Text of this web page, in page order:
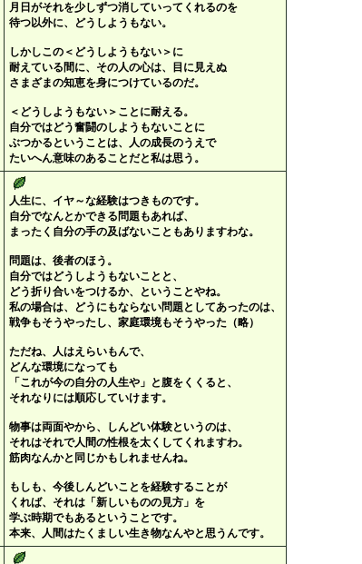
月日がそれを少しずつ消していってくれるのを
待つ以外に、どうしようもない。
しかしこの＜どうしようもない＞に
耐えている間に、その人の心は、目に見えぬ
さまざまの知恵を身につけているのだ。
＜どうしようもない＞ことに耐える。
自分ではどう奮闘のしようもないことに
ぶつかるということは、人の成長のうえで
たいへん意味のあることだと私は思う。
人生に、イヤ～な経験はつきものです。
自分でなんとかできる問題もあれば、
まったく自分の手の及ばないこともありますわな。
問題は、後者のほう。
自分ではどうしようもないことと、
どう折り合いをつけるか、ということやね。
私の場合は、どうにもならない問題としてあったのは、
戦争もそうやったし、家庭環境もそうやった（略）
ただね、人はえらいもんで、
どんな環境になっても
「これが今の自分の人生や」と腹をくくると、
それなりには順応していけます。
物事は両面やから、しんどい体験というのは、
それはそれで人間の性根を太くしてくれますわ。
筋肉なんかと同じかもしれませんね。
もしも、今後しんどいことを経験することが
くれば、それは「新しいものの見方」を
学ぶ時期でもあるということです。
本来、人間はたくましい生き物なんやと思うんです。